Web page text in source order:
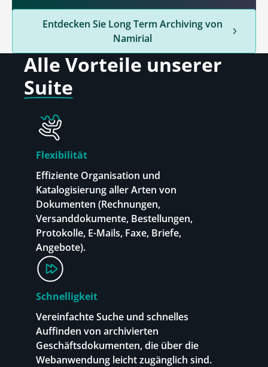
Entdecken Sie Long Term Archiving von
Namirial
Alle Vorteile unserer
Suite
Flexibilität
Effiziente Organisation und
Katalogisierung aller Arten von
Dokumenten (Rechnungen,
Versanddokumente, Bestellungen,
Protokolle, E-Mails, Faxe, Briefe,
Angebote).
Schnelligkeit
Vereinfachte Suche und schnelles
Auffinden von archivierten
Geschäftsdokumenten, die über die
Webanwendung leicht zugänglich sind.